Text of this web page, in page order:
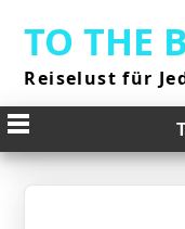
content
TO THE
Reiselust für